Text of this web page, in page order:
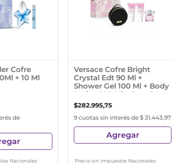
Cofre
+ 10 Ml
de
Nacionales:
Versace Cofre Bright
Crystal Edt 90 Ml +
Shower Gel 100 Ml + Body
Lotion 100 Ml + Pouch
$282.995,75
9 cuotas sin interés de $ 31.443,97
Agregar
Precio sin Impuestos Nacionales: